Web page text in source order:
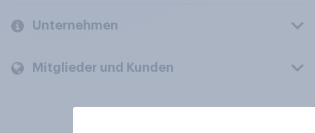
Unternehmen
Mitglieder und Kunden